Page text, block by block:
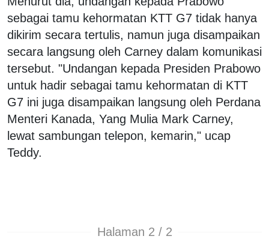
sebagai tamu kehormatan KTT G7 tidak hanya
dikirim secara tertulis, namun juga disampaikan
secara langsung oleh Carney dalam komunikasi
tersebut. "Undangan kepada Presiden Prabowo
untuk hadir sebagai tamu kehormatan di KTT
G7 ini juga disampaikan langsung oleh Perdana
Menteri Kanada, Yang Mulia Mark Carney,
lewat sambungan telepon, kemarin," ucap
Teddy.
Halaman 2 / 2